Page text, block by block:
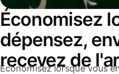
Économisez
dépensez,
recevez de
Économisez lorsque vous